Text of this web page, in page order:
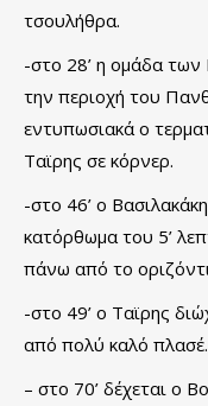
τσουλήθρα.
-στο 28’ η ομάδα των
την περιοχή του
εντυπωσιακά ο
Ταϊρης σε κόρνερ.
-στο 46’ ο
κατόρθωμα του 5’
πάνω από το
-στο 49’ ο Ταϊρης
από πολύ καλό πλασέ.
– στο 70’ δέχεται ο